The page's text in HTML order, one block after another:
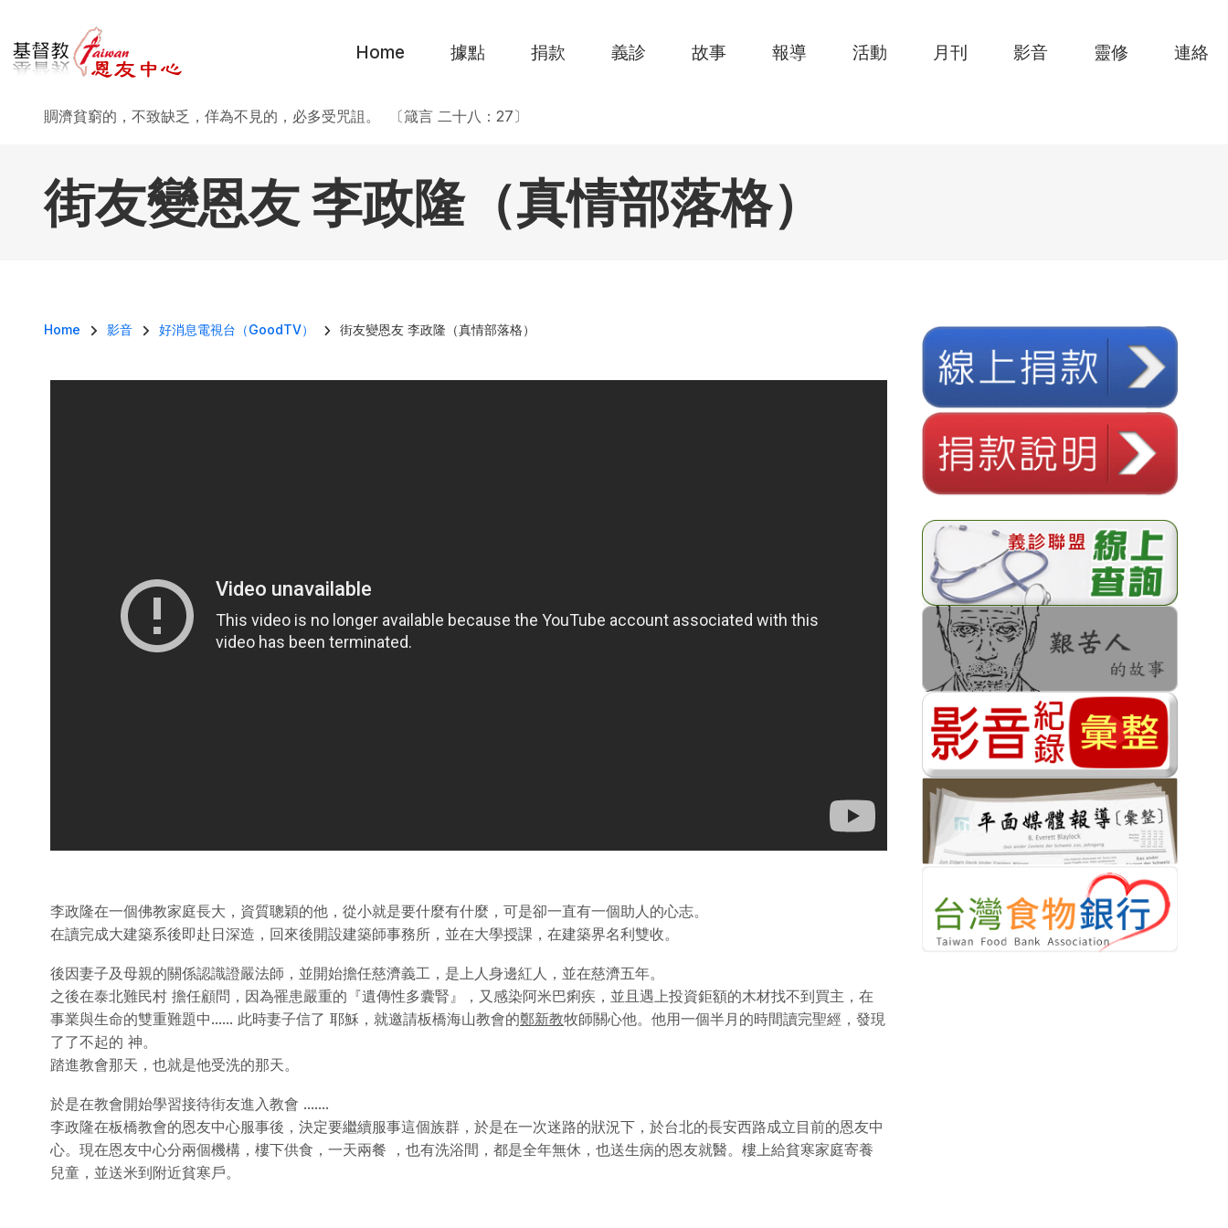
Home 據點 捐款 義診 故事 報導 活動 月刊 影音 靈修 連絡
賙濟貧窮的，不致缺乏，佯為不見的，必多受咒詛。 〔箴言 二十八：27〕
街友變恩友 李政隆（真情部落格）
導航連結
Home 影音 好消息電視台（GoodTV） 街友變恩友 李政隆（真情部落格）
李政隆在一個佛教家庭長大，資質聰穎的他，從小就是要什麼有什麼，可是卻一直有一個助人的心志。
在讀完成大建築系後即赴日深造，回來後開設建築師事務所，並在大學授課，在建築界名利雙收。
後因妻子及母親的關係認識證嚴法師，並開始擔任慈濟義工，是上人身邊紅人，並在慈濟五年。
之後在泰北難民村 擔任顧問，因為罹患嚴重的『遺傳性多囊腎』，又感染阿米巴痢疾，並且遇上投資鉅額的木材找不到買主，在
事業與生命的雙重難題中...... 此時妻子信了 耶穌，就邀請板橋海山教會的鄭新教牧師關心他。他用一個半月的時間讀完聖經，發現
了了不起的 神。
踏進教會那天，也就是他受洗的那天。
於是在教會開始學習接待街友進入教會 .......
李政隆在板橋教會的恩友中心服事後，決定要繼續服事這個族群，於是在一次迷路的狀況下，於台北的長安西路成立目前的恩友中
心。現在恩友中心分兩個機構，樓下供食，一天兩餐 ，也有洗浴間，都是全年無休，也送生病的恩友就醫。樓上給貧寒家庭寄養
兒童，並送米到附近貧寒戶。